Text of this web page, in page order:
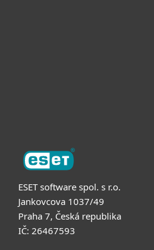
ESET software spol. s r.o.
Jankovcova 1037/49
Praha 7, Česká republika
IČ: 26467593